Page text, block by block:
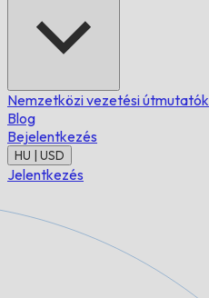
Nemzetközi vezetési útmutatók
Blog
Bejelentkezés
HU | USD
Jelentkezés